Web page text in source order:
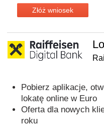
Złóż wniosek
Pobierz aplikacje,
lokatę online w Euro
Oferta dla nowych
roku